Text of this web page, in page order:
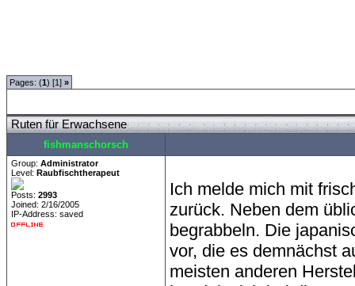
Pages: (1) [1] »
Ruten für Erwachsene
fishmanschorsch
Group: Administrator
Level: Raubfischtherapeut
Posts: 2993
Joined: 2/16/2005
IP-Address: saved
Ich melde mich mit
zurück. Neben dem
begrabbeln. Die
vor, die es demnächst
meisten anderen